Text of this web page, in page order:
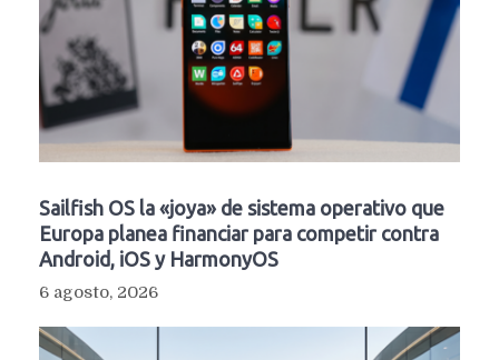
Sailfish OS la «joya» de sistema operativo que
Europa planea financiar para competir contra
Android, iOS y HarmonyOS
6 agosto, 2026